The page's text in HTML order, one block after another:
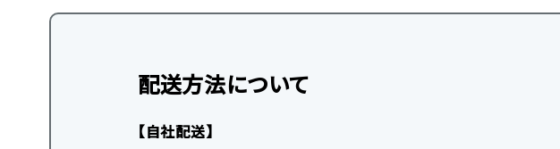
配送方法について
【自社配送】